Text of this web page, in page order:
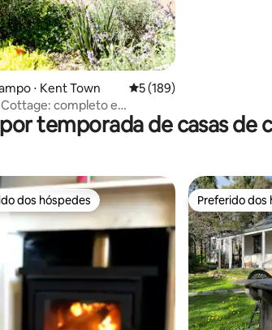
⋅ Kent Town 5 de uma avaliação média
5 (189)
completo e
em Kent Town
temporada de casas de
preferidos dos hóspedes
dos hóspedes Preferido dos
Preferido dos